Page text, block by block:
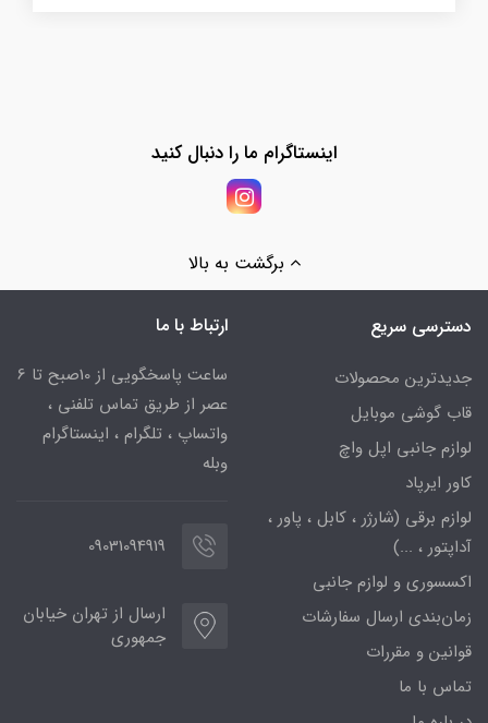
اینستاگرام ما را دنبال کنید
برگشت به بالا
دسترسی سریع
جدیدترین محصولات
قاب گوشی موبایل
لوازم جانبی اپل واچ
کاور ایرپاد
لوازم برقی (شارژر ، کابل ، پاور ،
آداپتور ، ...)
اکسسوری و لوازم جانبی
زمان‌بندی ارسال سفارشات
قوانین و مقررات
تماس با ما
ارتباط با ما
ساعت پاسخگویی از 10صبح تا 6
عصر از طریق تماس تلفنی ،
واتساپ ، تلگرام ، اینستاگرام
وبله
09031094919
ارسال از تهران خیابان
جمهوری